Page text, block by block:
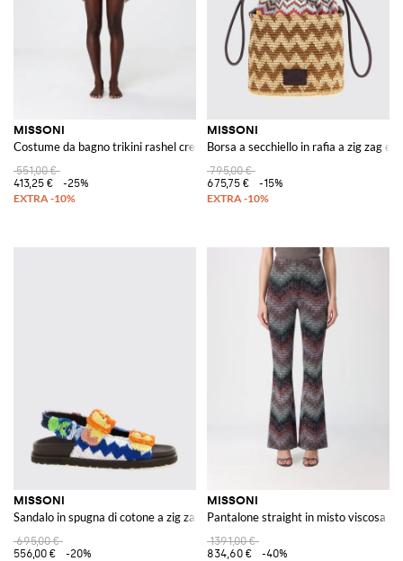
MISSONI
Costume da bagno trikini rashel crevon
551,00 €
413,25 €
-25%
MISSONI
Borsa a secchiello in rafia a zig zag e
795,00 €
675,75 €
-15%
MISSONI
Sandalo in spugna di cotone a zig zag multicolor
695,00 €
556,00 €
-20%
MISSONI
Pantalone straight in misto viscosa
1391,00 €
834,60 €
-40%